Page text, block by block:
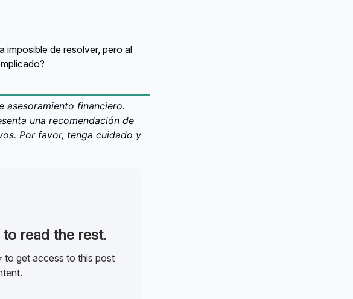
imposible de resolver, pero al
asesoramiento financiero.
una recomendación de
Por favor, tenga cuidado y
read the rest.
to get access to this post